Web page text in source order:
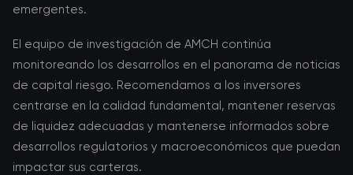
emergentes.
El equipo de investigación de AMCH continúa
monitoreando los desarrollos en el panorama de noticias
de capital riesgo. Recomendamos a los inversores
centrarse en la calidad fundamental, mantener reservas
de liquidez adecuadas y mantenerse informados sobre
desarrollos regulatorios y macroeconómicos que puedan
impactar sus carteras.